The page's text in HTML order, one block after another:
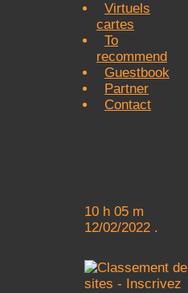
Virtuels
cartes
To
recommend
Guestbook
Partner
Contact
10 h 05 m
12/02/2022 .